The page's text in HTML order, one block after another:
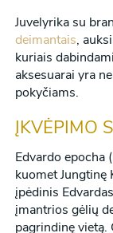
Juvelyrika su
deimantais,
kuriais
aksesuarai yra
pokyčiams.
ĮKVĖPIMO
Edvardo
kuomet Jungtinę
įpėdinis
įmantrios gėlių
pagrindinę